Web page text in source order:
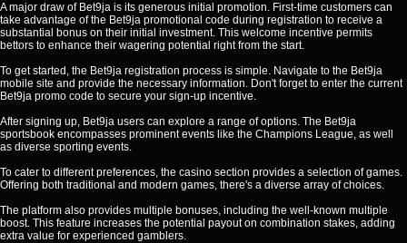
A major draw of Bet9ja is its generous initial promotion. First-time customers can
take advantage of the Bet9ja promotional code during registration to receive a
substantial bonus on their initial investment. This welcome incentive permits
bettors to enhance their wagering potential right from the start.
To get started, the Bet9ja registration process is simple. Navigate to the Bet9ja
mobile site and provide the necessary information. Don't forget to enter the current
Bet9ja promo code to secure your sign-up incentive.
After signing up, Bet9ja users can explore a range of options. The Bet9ja
sportsbook encompasses prominent events like the Champions League, as well
as diverse sporting events.
To cater to different preferences, the casino section provides a selection of games.
Offering both traditional and modern games, there's a diverse array of choices.
The platform also provides multiple bonuses, including the well-known multiple
boost. This feature increases the potential payout on combination stakes, adding
extra value for experienced gamblers.